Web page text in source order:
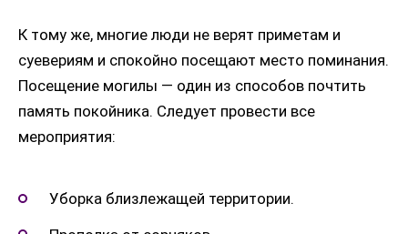
К тому же, многие люди не верят приметам и
суевериям и спокойно посещают место поминания.
Посещение могилы — один из способов почтить
память покойника. Следует провести все
мероприятия:
Уборка близлежащей территории.